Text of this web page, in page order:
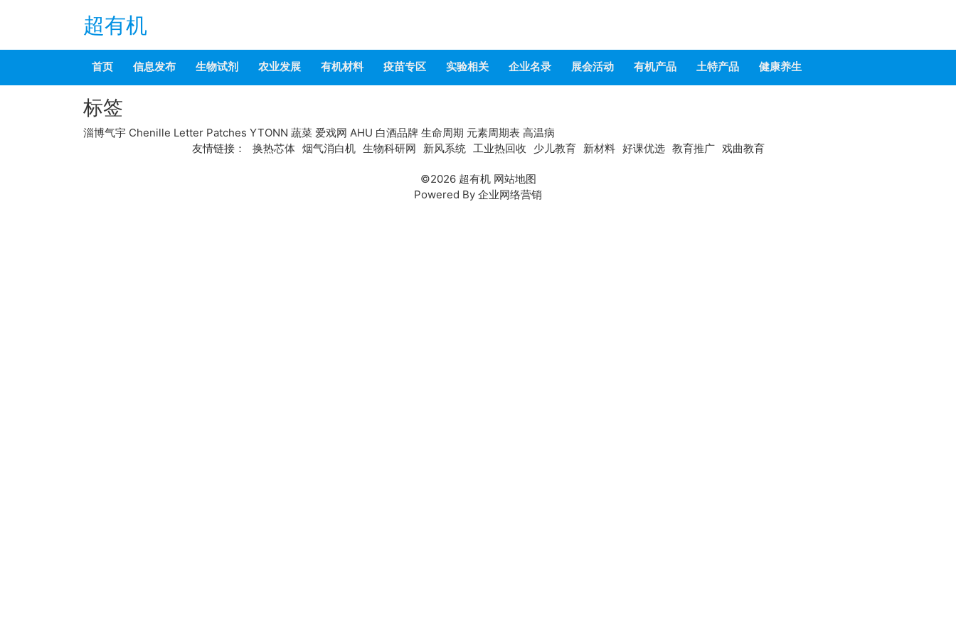
超有机
首页 信息发布 生物试剂 农业发展 有机材料 疫苗专区 实验相关 企业名录 展会活动 有机产品 土特产品 健康养生
标签
淄博气宇 Chenille Letter Patches YTONN 蔬菜 爱戏网 AHU 白酒品牌 生命周期 元素周期表 高温病
友情链接：
换热芯体 烟气消白机 生物科研网 新风系统 工业热回收 少儿教育 新材料 好课优选 教育推广 戏曲教育
©2026 超有机 网站地图
Powered By 企业网络营销